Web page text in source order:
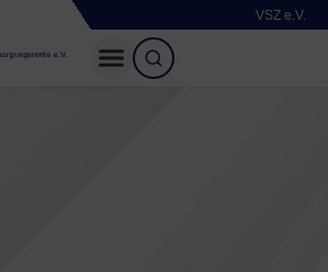
VSZ e.V.